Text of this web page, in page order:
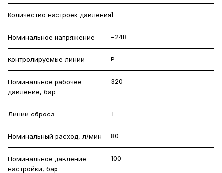
Количество настроек давления1
Номинальное напряжение =24В
Контролируемые линии P
Номинальное рабочее
давление, бар
320
Линии сброса T
Номинальный расход, л/мин 80
Номинальное давление
настройки, бар
100